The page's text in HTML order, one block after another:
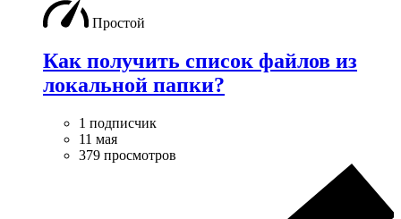
Простой
Как получить список файлов из
локальной папки?
1 подписчик
11 мая
379 просмотров